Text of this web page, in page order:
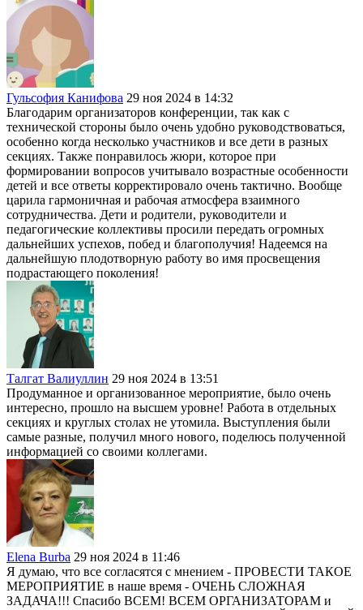
Гульсофия Канифова 29 ноя 2024 в 14:32
Благодарим организаторов конференции, так как с
технической стороны было очень удобно руководствоваться,
особенно когда несколько участников и все дети в разных
секциях. Также понравилось жюри, которое при
формировании вопросов учитывало возрастные особенности
детей и все ответы корректировало очень тактично. Вообще
царила гармоничная и рабочая атмосфера взаимного
сотрудничества. Дети и родители, руководители и
педагогические коллективы просили передать огромных
дальнейших успехов, побед и благополучия! Надеемся на
дальнейшую плодотворную работу во имя просвещения
подрастающего поколения!
Талгат Валиуллин 29 ноя 2024 в 13:51
Продуманное и организованное мероприятие, было очень
интересно, прошло на высшем уровне! Работа в отдельных
секциях и круглых столах не утомила. Выступления были
самые разные, получил много нового, поделюсь полученной
информацией со своими коллегами.
Elena Burba 29 ноя 2024 в 11:46
Я думаю, что все согласятся с мнением - ПРОВЕСТИ ТАКОЕ
МЕРОПРИЯТИЕ в наше время - ОЧЕНЬ СЛОЖНАЯ
ЗАДАЧА!!! Спасибо ВСЕМ! ВСЕМ ОРГАНИЗАТОРАМ и